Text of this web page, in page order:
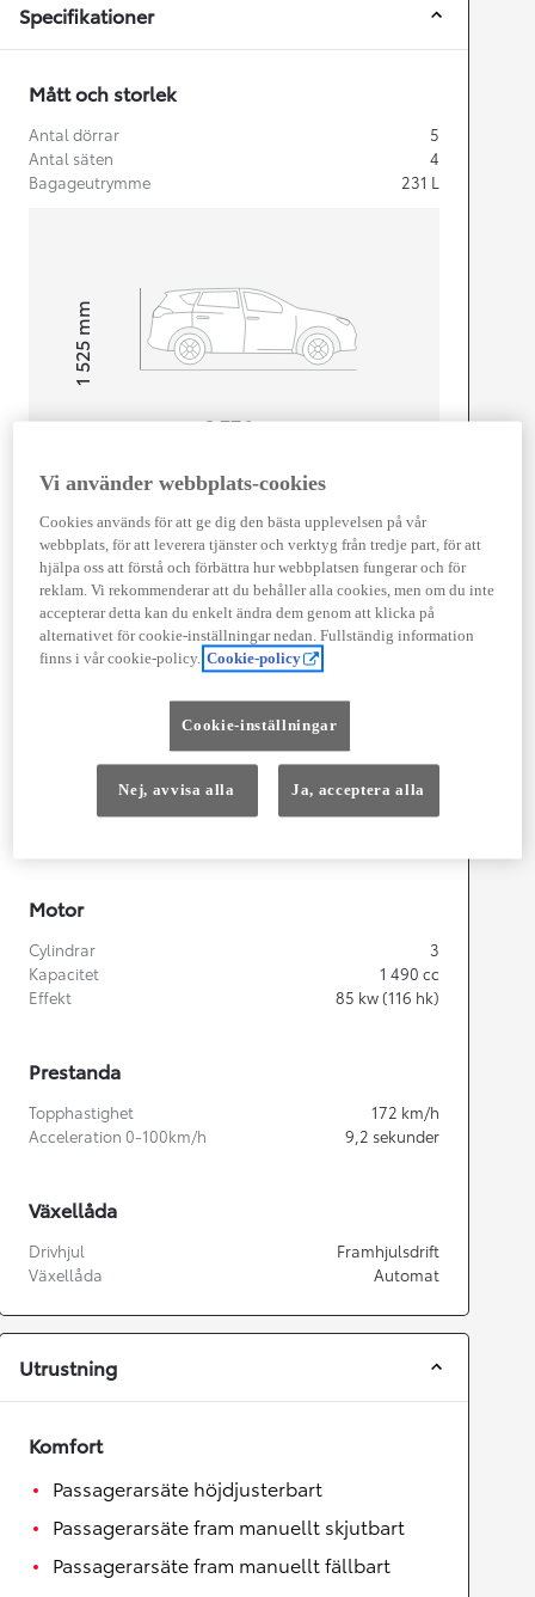
Specifikationer
Mått och storlek
Antal dörrar
5
Antal säten
4
Bagageutrymme
231 L
3 776mm
Height1 525
mm
Width
1 740mm
3,8
Euro Class
EURO 6
Motor
Cylindrar
3
Kapacitet
1 490 cc
Effekt
85 kw (116 hk)
Prestanda
Topphastighet 172 km/h
Acceleration 0-100km/h
9,2 sekunder
Växellåda
Drivhjul
Framhjulsdrift
Växellåda
Automat
Utrustning
Komfort
Passagerarsäte höjdjusterbart
Passagerarsäte fram manuellt skjutbart
Passagerarsäte fram manuellt fällbart
Vi använder webbplats-cookies
Cookies används för att ge dig den bästa upplevelsen på vår
webbplats, för att leverera tjänster och verktyg från tredje part, för att
hjälpa oss att förstå och förbättra hur webbplatsen fungerar och för
reklam. Vi rekommenderar att du behåller alla cookies, men om du inte
accepterar detta kan du enkelt ändra dem genom att klicka på
alternativet för cookie-inställningar nedan. Fullständig information
finns i vår cookie-policy. Cookie-policy
Cookie-inställningar
Nej, avvisa alla Ja, acceptera alla